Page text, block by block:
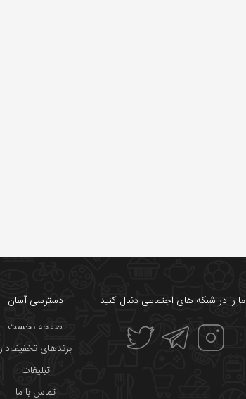
ما را در شبکه های اجتماعی دنبال کنید
دسترسی آسان
صفحه نخست
برندهای تخفیف‌دار
تبلیغات
تماس با ما